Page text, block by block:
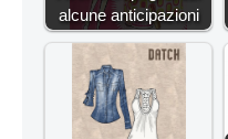
alcune anticipazioni